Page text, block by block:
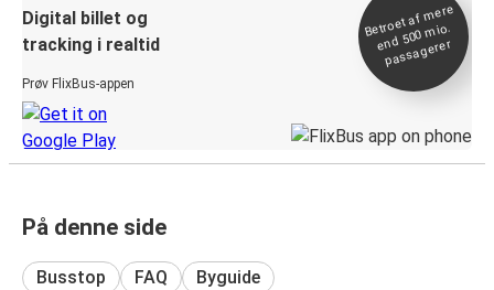
Digital billet og
tracking i realtid
Prøv FlixBus-appen
Betroet af
mere
end 500
mio.
passagerer
På denne side
Busstop FAQ Byguide